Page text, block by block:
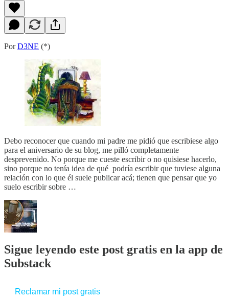
PorD3NE (*)
Debo reconocer que cuando mi padre me pidió que escribiese algo
para el aniversario de su blog, me pilló completamente
desprevenido. No porque me cueste escribir o no quisiese hacerlo,
sino porque no tenía idea de qué podría escribir que tuviese alguna
relación con lo que él suele publicar acá; tienen que pensar que yo
suelo escribir sobre …
Sigue leyendo este post gratis en la app de
Substack
Reclamar mi post gratis